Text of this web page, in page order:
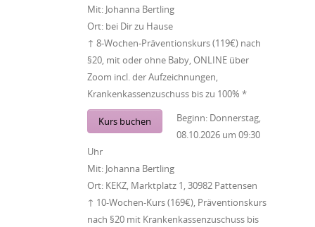
Mit: Johanna Bertling
Ort: bei Dir zu Hause
↑ 8-Wochen-Präventionskurs (119€) nach
§20, mit oder ohne Baby, ONLINE über
Zoom incl. der Aufzeichnungen,
Krankenkassenzuschuss bis zu 100% *
Kurs buchen Beginn: Donnerstag,
08.10.2026 um 09:30
Uhr
Mit: Johanna Bertling
Ort: KEKZ, Marktplatz 1, 30982 Pattensen
↑ 10-Wochen-Kurs (169€), Präventionskurs
nach §20 mit Krankenkassenzuschuss bis